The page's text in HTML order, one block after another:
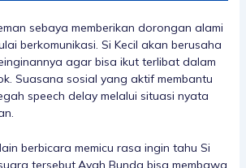
sebaya memberikan dorongan alami
berkomunikasi. Si Kecil akan berusaha
agar bisa ikut terlibat dalam
Suasana sosial yang aktif membantu
speech delay melalui situasi nyata
berbicara memicu rasa ingin tahu Si
tersebut.Ayah Bunda bisa membawa